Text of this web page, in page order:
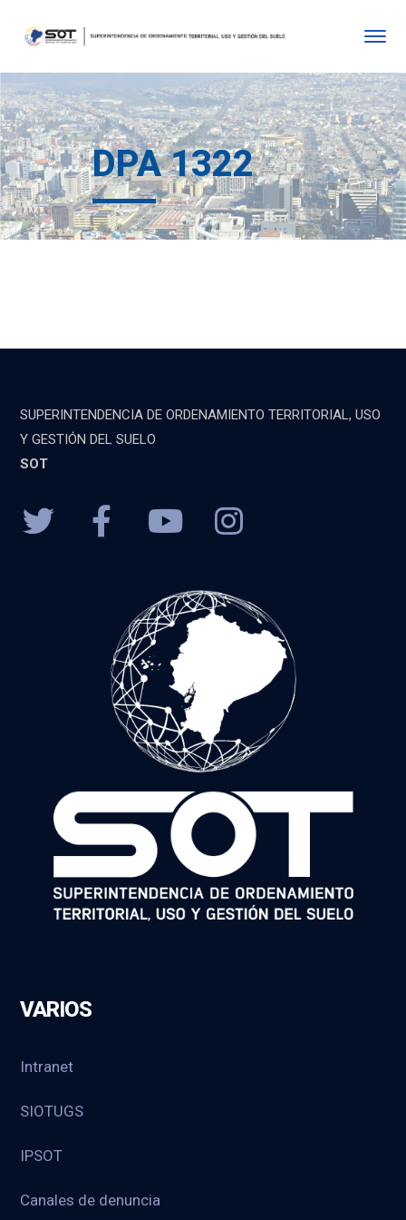
DPA 1322
SUPERINTENDENCIA DE ORDENAMIENTO TERRITORIAL, USO
Y GESTIÓN DEL SUELO
SOT
VARIOS
Intranet
SIOTUGS
IPSOT
Canales de denuncia